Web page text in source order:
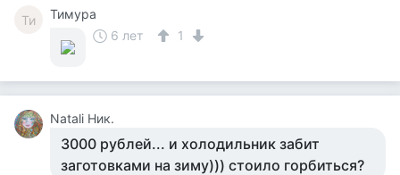
Ти
Тимура
6 лет
1
Natali Ник.
3000 рублей... и холодильник забит
заготовками на зиму))) стоило горбиться?